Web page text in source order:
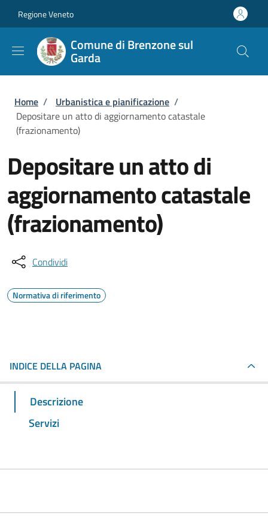
Regione Veneto
Comune di Brenzone sul
Garda
Briciole di pane
Home / Urbanistica e pianificazione /
Depositare un atto di aggiornamento catastale
(frazionamento)
Depositare un atto di
aggiornamento catastale
(frazionamento)
Condividi
Normativa di riferimento
INDICE DELLA PAGINA
Descrizione
Servizi